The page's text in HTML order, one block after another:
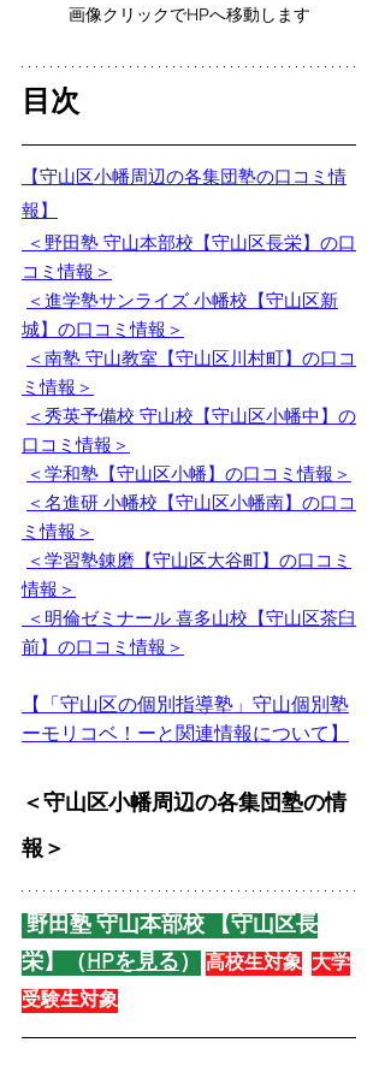
画像クリックでHPへ移動します
目次
【守山区小幡周辺の各集団塾の口コミ情
報】
＜野田塾 守山本部校【守山区長栄】の口
コミ情報＞
＜進学塾サンライズ 小幡校【守山区新
城】 の口コミ情報 ＞
＜南塾 守山教室【守山区川村町】 の口コ
ミ情報 ＞
＜秀英予備校 守山校【守山区小幡中】 の
口コミ情報 ＞
＜学和塾【守山区小幡】 の口コミ情報 ＞
＜名進研 小幡校【守山区小幡南】 の口コ
ミ情報 ＞
＜学習塾錬磨【守山区大谷町】 の口コミ
情報 ＞
＜明倫ゼミナール 喜多山校【守山区茶臼
前】 の口コミ情報 ＞
【 「守山区の個別指導塾」 守山個別塾
ーモリコベ！ーと関連情報について】
＜守山区小幡周辺の各集団塾の情
報＞
野田塾 守山本部校 【守山区長
栄】（HPを見る） 高校生対象 大学
受験生対象